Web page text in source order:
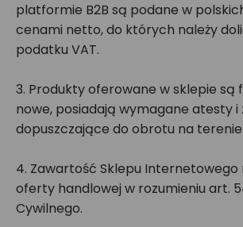
platformie B2B są podane w
cenami netto, do których należy
podatku VAT.
3. Produkty oferowane w sklepie są
nowe, posiadają wymagane atesty i
dopuszczające do obrotu na terenie
4. Zawartość Sklepu Internetowego
oferty handlowej w rozumieniu art.
Cywilnego.